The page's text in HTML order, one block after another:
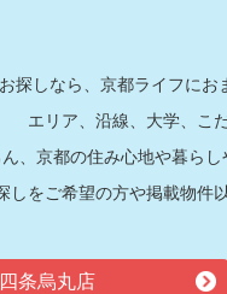
探しなら、京都ライフに
エリア、沿線、大学、こ
、京都の住み心地や暮ら
しをご希望の方や掲載物件
四条烏丸店